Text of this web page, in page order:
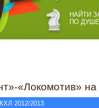
НАЙТИ
ПО ДУШЕ
«Локомотив»
2012/2013